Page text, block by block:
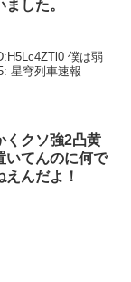
した。
僕は弱
星穹列車速報
くクソ強2凸黄
いてんのに何で
んだよ！